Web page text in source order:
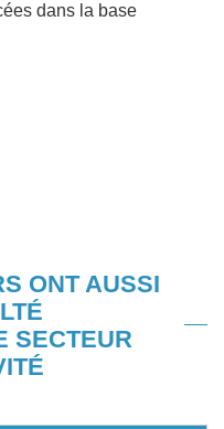
dans la base
ONT AUSSI
SECTEUR